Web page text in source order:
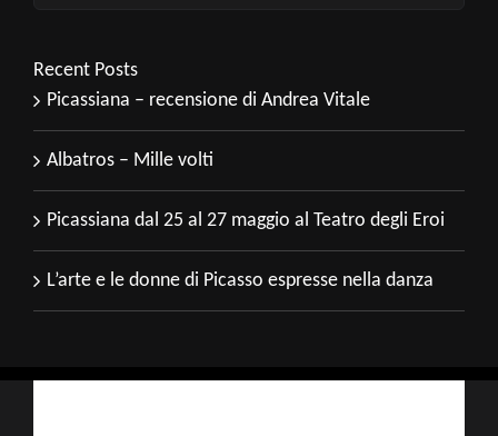
Recent Posts
Picassiana – recensione di Andrea Vitale
Albatros – Mille volti
Picassiana dal 25 al 27 maggio al Teatro degli Eroi
L’arte e le donne di Picasso espresse nella danza